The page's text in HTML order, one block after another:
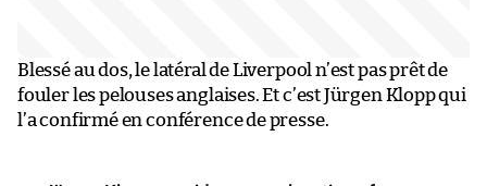
Blessé au dos, le latéral de Liverpool n’est pas prêt de
fouler les pelouses anglaises. Et c’est Jürgen Klopp qui
l’a confirmé en conférence de presse.